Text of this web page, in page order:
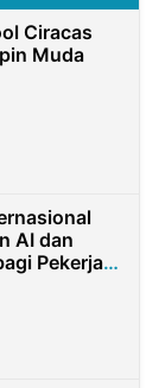
Ciracas
Muda
AI dan
Pekerja